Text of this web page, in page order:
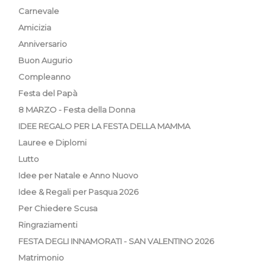
Carnevale
Amicizia
Anniversario
Buon Augurio
Compleanno
Festa del Papà
8 MARZO - Festa della Donna
IDEE REGALO PER LA FESTA DELLA MAMMA
Lauree e Diplomi
Lutto
Idee per Natale e Anno Nuovo
Idee & Regali per Pasqua 2026
Per Chiedere Scusa
Ringraziamenti
FESTA DEGLI INNAMORATI - SAN VALENTINO 2026
Matrimonio